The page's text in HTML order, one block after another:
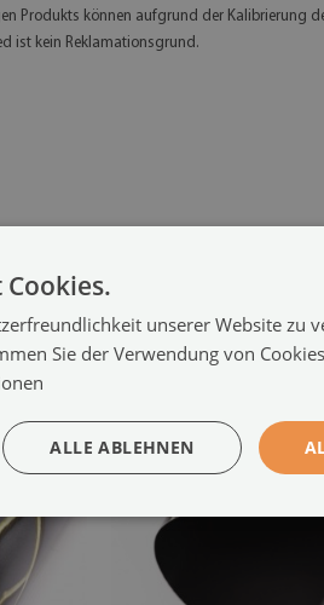
Produkts können aufgrund der
ist kein Reklamationsgrund.
unserer Website zu
Sie der Verwendung von
ALLE ABLEHNEN